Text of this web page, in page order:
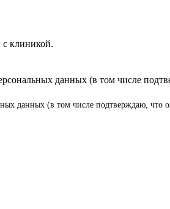
с клиникой.
данных (в том числе
данных (в том числе подтверждаю, что